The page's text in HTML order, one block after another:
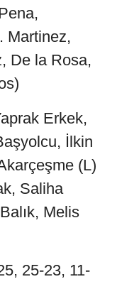
Martinez,
De la Rosa,
Erkek,
İlkin
(L)
Saliha
Melis
25-23, 11-